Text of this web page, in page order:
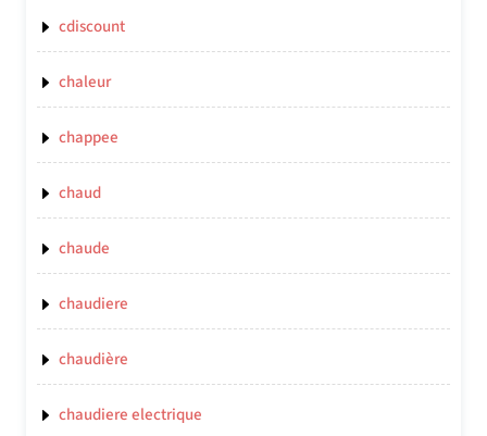
cdiscount
chaleur
chappee
chaud
chaude
chaudiere
chaudière
chaudiere electrique